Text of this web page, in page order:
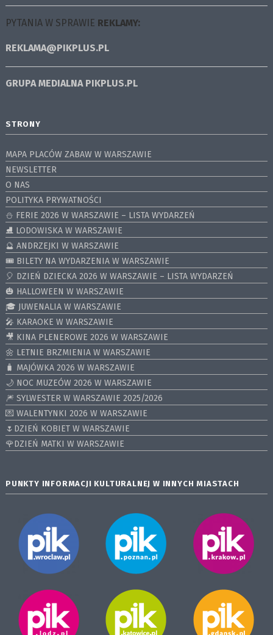
PYTANIA W SPRAWIE REKLAMY:
REKLAMA@PIKPLUS.PL
GRUPA MEDIALNA PIKPLUS.PL
STRONY
MAPA PLACÓW ZABAW W WARSZAWIE
NEWSLETTER
O NAS
POLITYKA PRYWATNOŚCI
⛄️ FERIE 2026 W WARSZAWIE – LISTA WYDARZEŃ
⛸ LODOWISKA W WARSZAWIE
🔮 ANDRZEJKI W WARSZAWIE
🎟️ BILETY NA WYDARZENIA W WARSZAWIE
🎈 DZIEŃ DZIECKA 2026 W WARSZAWIE – LISTA WYDARZEŃ
🎃 HALLOWEEN W WARSZAWIE
🎓 JUWENALIA W WARSZAWIE
🎤 KARAOKE W WARSZAWIE
🎥 KINA PLENEROWE 2026 W WARSZAWIE
🌼 LETNIE BRZMIENIA W WARSZAWIE
🧳 MAJÓWKA 2026 W WARSZAWIE
🌙 NOC MUZEÓW 2026 W WARSZAWIE
🎆 SYLWESTER W WARSZAWIE 2025/2026
💌 WALENTYNKI 2026 W WARSZAWIE
🌷DZIEŃ KOBIET W WARSZAWIE
🌹DZIEŃ MATKI W WARSZAWIE
PUNKTY INFORMACJI KULTURALNEJ W INNYCH MIASTACH